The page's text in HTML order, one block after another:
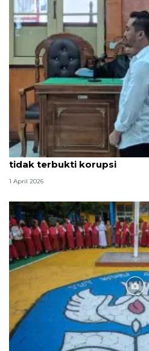
Hakim PN Medan vonis
tidak terbukti korupsi
1 April 2026